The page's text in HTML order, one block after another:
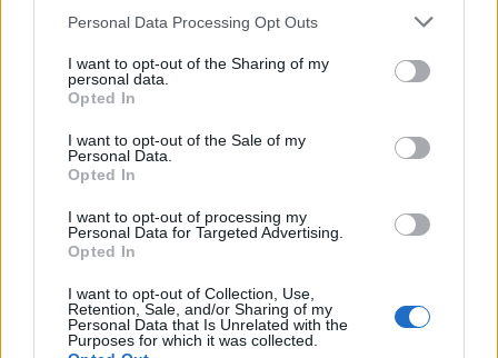
Please note that this website/app uses one or more Google
not limited to your visit or usage behaviour. You may click to
grant or deny consent to Google and its third-party tags to
use your data for below specified purposes in below Google
consent section.
Personal Data Processing Opt Outs
I want to opt-out of the Sharing of my
personal data.
Opted In
I want to opt-out of the Sale of my
Personal Data.
Opted In
I want to opt-out of processing my
Personal Data for Targeted Advertising.
Opted In
I want to opt-out of Collection, Use,
Retention, Sale, and/or Sharing of my
Personal Data that Is Unrelated with the
Purposes for which it was collected.
Ez az alkotás arra tanít bennünket, hogy a világ egy
kiszámíthatatlan, sokszor igazságtalan hely, ahol
néha jobb, ha belenyugszunk a minket ért